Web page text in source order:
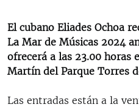
KENTU-CUBANO
LOS SANTOS DE HIALEAH
DESINFORMACIÓN RUSA EN
LA INVASIÓN DE RUSIA A
SÍGUENOS
El cubano Eliades Ochoa
La Mar de Músicas 2024
ofrecerá a las 23.00 horas
Martín del Parque Torres
Las entradas están a la